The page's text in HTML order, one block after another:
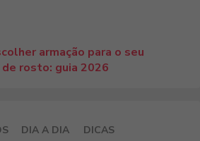
armação para o seu
rosto: guia 2026
DIA A DIA DICAS